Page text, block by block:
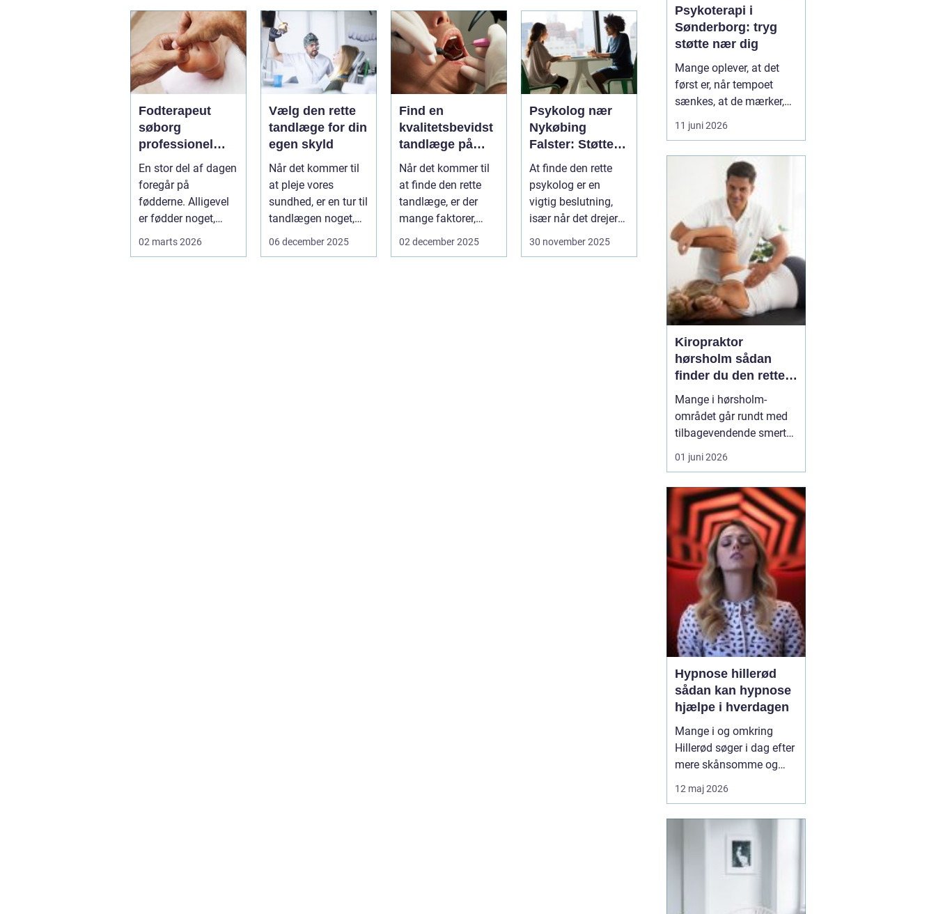
få d...
Fodterapeut
søborg
professionel
hjælp til sunde
fødder i
hverdagen
En stor del af dagen
foregår på
fødderne. Alligevel
er fødder noget,
02 marts 2026
Vælg den rette
tandlæge for din
egen skyld
Når det kommer til
at pleje vores
sundhed, er en tur til
tandlægen noget,
de fleste af o...
06 december 2025
Find en
kvalitetsbevidst
tandlæge på
Vesterbro
Når det kommer til
at finde den rette
tandlæge, er der
mange faktorer,
man bør ov...
02 december 2025
Psykolog nær
Nykøbing
Falster: Støtte til
børn og unge
At finde den rette
psykolog er en
vigtig beslutning,
især når det drejer
sig om bø...
30 november 2025
Psykoterapi i
Sønderborg: tryg
støtte nær dig
Mange oplever, at det
først er, når tempoet
sænkes, at de mærker,
hvor pressede de faktisk
er. Hverdagen kører
familie og praktiske
opgaver, og langsomt
forsvinder kontakten til
egen krop og behov....
11 juni 2026
Kiropraktor
hørsholm sådan
finder du den rette
behandling i
nordsjælland
Mange i hørsholm-
området går rundt med
tilbagevendende smerter
i ryg, nakke eller hoved
uden at få den rigtige
arbejder målrettet med
kroppens led og muskler
og kan ofte lindre
smerter, forbedre
bevægeligheden og
forebygge nye p...
01 juni 2026
Hypnose hillerød
sådan kan hypnose
hjælpe i hverdagen
Mange i og omkring
Hillerød søger i dag efter
mere skånsomme og
målrettede måder at få
det bedre på. Her skiller
kombinerer ro, fokus og
dyb mental foran...
12 maj 2026